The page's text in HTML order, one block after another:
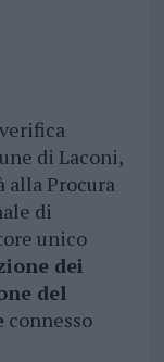
di Laconi,
Procura
di
unico
dei
del
connesso